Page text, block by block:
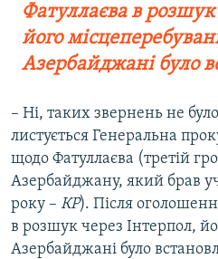
Фатуллаєва в розшук
його
Азербайджані було
– Ні, таких звернень не
листується Генеральна
щодо Фатуллаєва (третій
Азербайджану, який брав
року – КР). Після
в розшук через Інтерпол,
Азербайджані було